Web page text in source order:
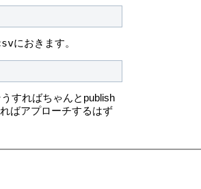
におきます。
すればちゃんとpublish
ばアプローチするはず